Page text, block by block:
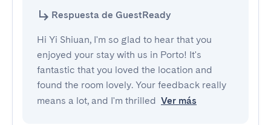
Respuesta de GuestReady
Hi Yi Shiuan, I'm so glad to hear that you
enjoyed your stay with us in Porto! It's
fantastic that you loved the location and
found the room lovely. Your feedback really
means a lot, and I'm thrilled Ver más